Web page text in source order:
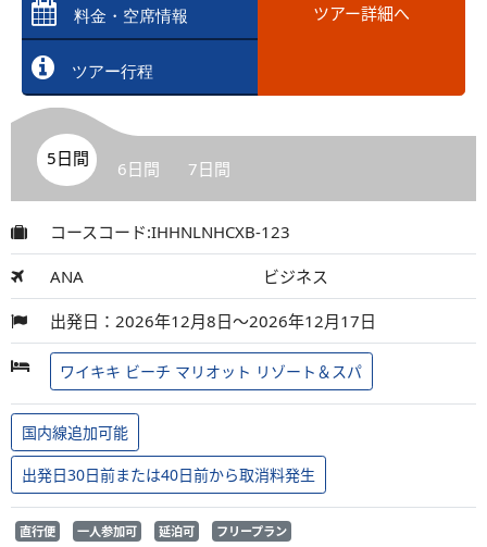
料金・空席情報
ツアー行程
ツアー詳細へ
5日間 6日間 7日間
コースコード:IHHNLNHCXB-123
ANA ビジネス
出発日：2026年12月8日～2026年12月17日
ワイキキ ビーチ マリオット リゾート＆スパ
国内線追加可能
出発日30日前または40日前から取消料発生
直行便 一人参加可 延泊可 フリープラン